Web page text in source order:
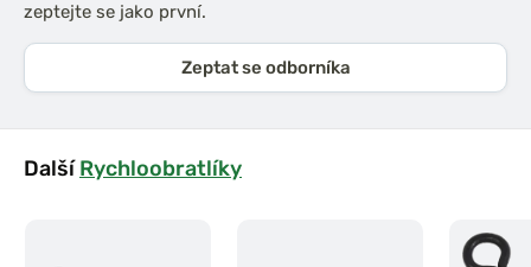
zeptejte se jako první.
Zeptat se odborníka
DalšíRychloobratlíky